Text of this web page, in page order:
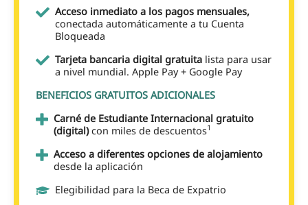
Acceso inmediato a los pagos mensuales,
conectada automáticamente a tu Cuenta
Bloqueada
Tarjeta bancaria digital gratuita lista para usar
a nivel mundial. Apple Pay + Google Pay
BENEFICIOS GRATUITOS ADICIONALES
Carné de Estudiante Internacional gratuito
(digital)con miles de descuentos1
Acceso a diferentes opciones de alojamiento
desde la aplicación
Elegibilidad para la Beca de Expatrio